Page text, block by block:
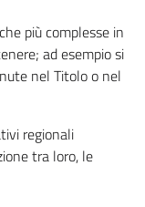
più complesse in
ad esempio si
nel Titolo o nel
regionali
tra loro, le